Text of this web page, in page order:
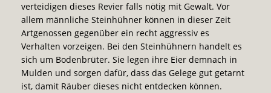
verteidigen dieses Revier falls nötig mit Gewalt. Vor
allem männliche Steinhühner können in dieser Zeit
Artgenossen gegenüber ein recht aggressiv es
Verhalten vorzeigen. Bei den Steinhühnern handelt es
sich um Bodenbrüter. Sie legen ihre Eier demnach in
Mulden und sorgen dafür, dass das Gelege gut getarnt
ist, damit Räuber dieses nicht entdecken können.